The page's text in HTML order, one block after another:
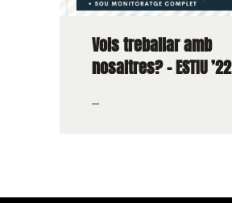
Vols treballar amb
nosaltres? – ESTIU ’22
...